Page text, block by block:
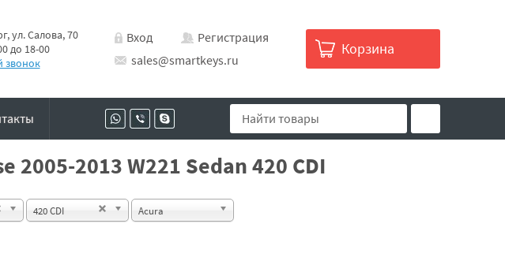
ул. Салова, 70
до 18-00
звонок
Вход
Регистрация
sales@smartkeys.ru
Корзина
2005-2013 W221 Sedan 420 CDI
420 CDI Acura